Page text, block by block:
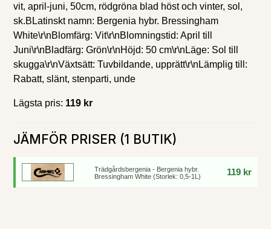
vit, april-juni, 50cm, rödgröna blad höst och vinter, sol,
sk.BLatinskt namn: Bergenia hybr. Bressingham
White\r\nBlomfärg: Vit\r\nBlomningstid: April till
Juni\r\nBladfärg: Grön\r\nHöjd: 50 cm\r\nLäge: Sol till
skugga\r\nVäxtsätt: Tuvbildande, upprätt\r\nLämplig till:
Rabatt, slänt, stenparti, unde
Lägsta pris: 119 kr
JÄMFÖR PRISER (1 BUTIK)
Trädgårdsbergenia - Bergenia hybr.
Bressingham White (Storlek: 0,5-1L)
119 kr